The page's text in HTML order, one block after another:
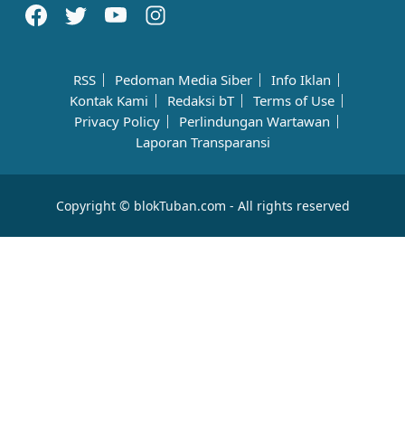
RSS Pedoman Media Siber
Info Iklan
Kontak Kami
Redaksi bT
Terms of Use
Privacy Policy
Perlindungan Wartawan
Laporan Transparansi
Copyright © blokTuban.com - All rights reserved